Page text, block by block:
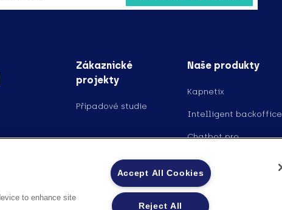
Zákaznické
projekty
Případové studie
Naše produkty
Kapnetix
Intelligent backoffice
Chatbot pro
to enhance site
Accept All Cookies
Reject All